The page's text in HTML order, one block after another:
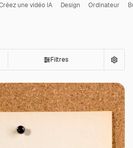
une vidéo IA Design Ordinateur
Filtres